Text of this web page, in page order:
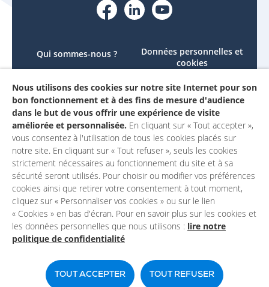
Qui sommes-nous ?
Le projet
Contactez-nous
Mon compte
Données personnelles et
cookies
Accessibilité : non
conforme
Mentions légales
Un site du
Nous utilisons des cookies sur notre site Internet pour son
bon fonctionnement et à des fins de mesure d'audience
dans le but de vous offrir une expérience de visite
améliorée et personnalisée. En cliquant sur « Tout accepter »,
vous consentez à l'utilisation de tous les cookies placés sur
notre site. En cliquant sur « Tout refuser », seuls les cookies
strictement nécessaires au fonctionnement du site et à sa
sécurité seront utilisés. Pour choisir ou modifier vos préférences
cookies ainsi que retirer votre consentement à tout moment,
cliquez sur « Personnaliser vos cookies » ou sur le lien
« Cookies » en bas d'écran. Pour en savoir plus sur les cookies et
les données personnelles que nous utilisons : lire notre
politique de confidentialité
TOUT ACCEPTER TOUT REFUSER